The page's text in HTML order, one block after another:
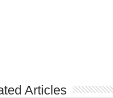
Articles